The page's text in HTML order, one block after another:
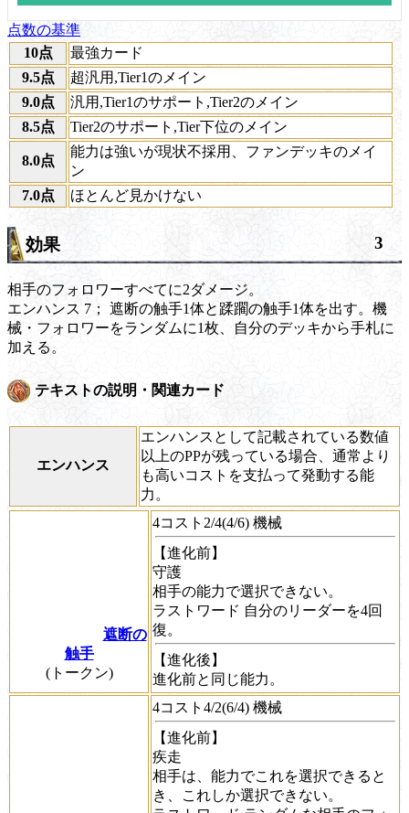
点数の基準
10点
最強カード
9.5点
超汎用,Tier1のメイン
9.0点
汎用,Tier1のサポート,Tier2のメイン
8.5点
Tier2のサポート,Tier下位のメイン
8.0点
能力は強いが現状不採用、ファンデッキのメイ
ン
7.0点
ほとんど見かけない
効果 3
相手のフォロワーすべてに2ダメージ。
エンハンス 7； 遮断の触手1体と蹂躙の触手1体を出す。機
械・フォロワーをランダムに1枚、自分のデッキから手札に
加える。
テキストの説明・関連カード
エンハンス
エンハンスとして記載されている数値
以上のPPが残っている場合、通常より
も高いコストを支払って発動する能
力。
遮断の
触手
(トークン)
4コスト2/4(4/6) 機械
【進化前】
守護
相手の能力で選択できない。
ラストワード 自分のリーダーを4回
復。
【進化後】
進化前と同じ能力。
4コスト4/2(6/4) 機械
【進化前】
疾走
相手は、能力でこれを選択できると
き、これしか選択できない。